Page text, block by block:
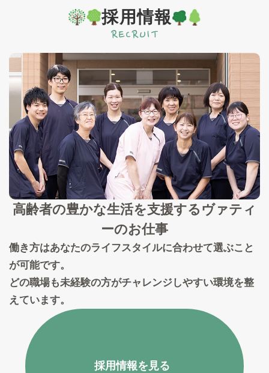
採用情報
高齢者の豊かな生活を支援する ヴァティ
ーのお仕事
働き方はあなたのライフスタイルに合わせて選ぶこと
が可能です。
どの職場も未経験の方がチャレンジしやすい環境を整
えています。
採用情報を見る